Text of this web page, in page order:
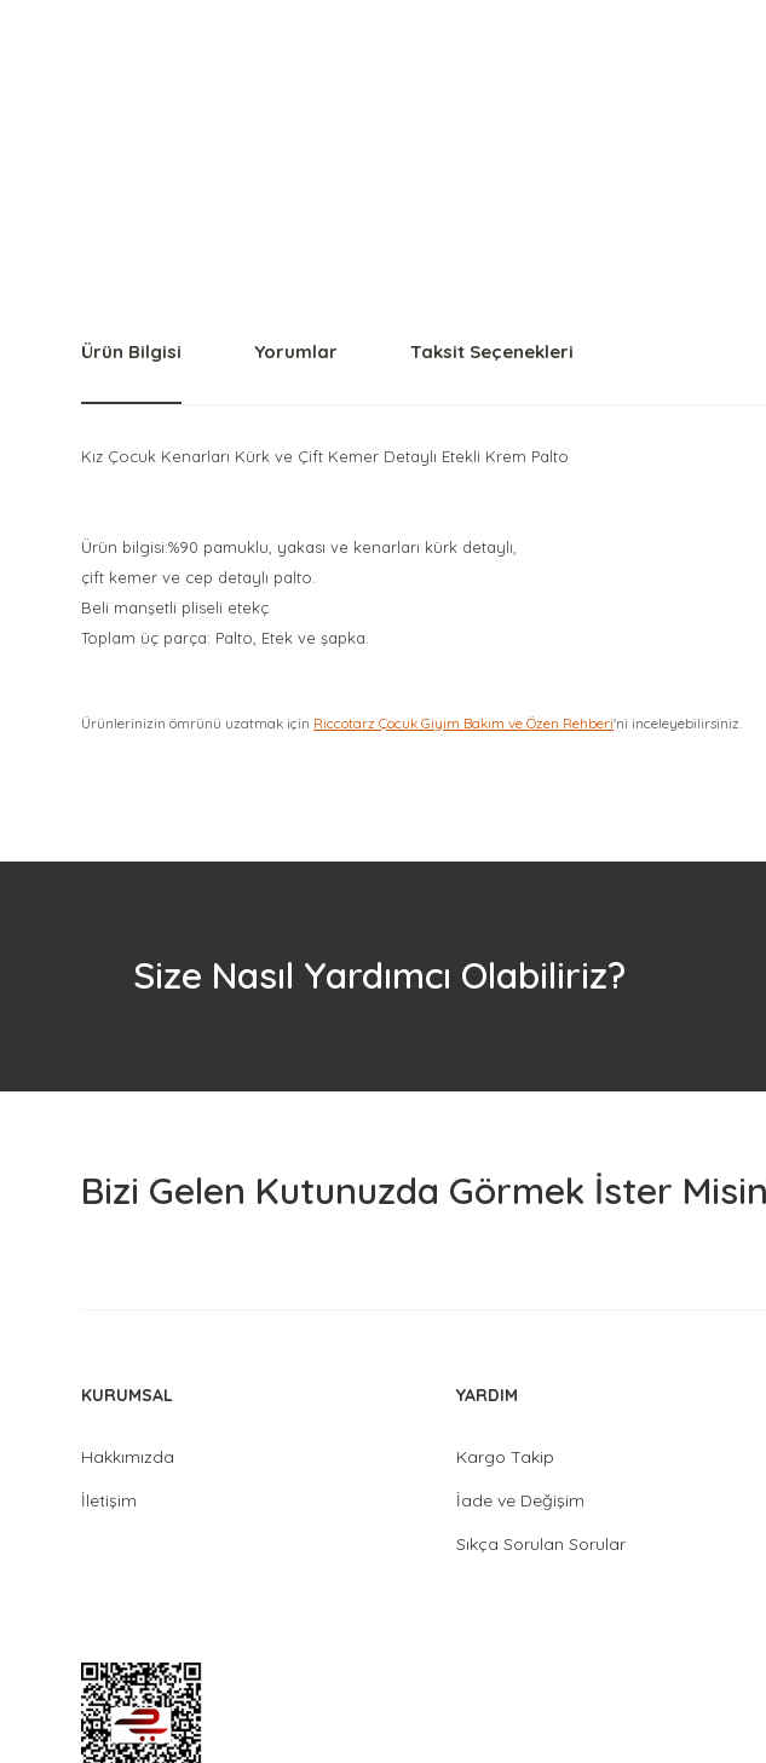
Ürün Bilgisi Yorumlar Taksit Seçenekleri
Kız Çocuk Kenarları Kürk ve Çift Kemer Detaylı Etekli Krem Palto
Ürün bilgisi:%90 pamuklu, yakası ve kenarları kürk detaylı,
çift kemer ve cep detaylı palto.
Beli manşetli pliseli etekç
Toplam üç parça: Palto, Etek ve şapka.
Ürünlerinizin ömrünü uzatmak için Riccotarz Çocuk Giyim Bakım ve Özen Rehberi'ni inceleyebilirsiniz.
Size Nasıl Yardımcı Olabiliriz?
Bizi Gelen Kutunuzda Görmek İster
KURUMSAL
Hakkımızda
İletişim
YARDIM
Kargo Takip
İade ve Değişim
Sıkça Sorulan Sorular